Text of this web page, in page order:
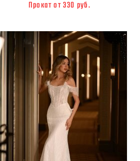
Прокат от 330 руб.